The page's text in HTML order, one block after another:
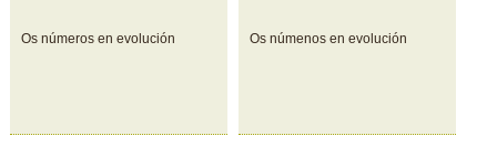
Os números en evolución Os númenos en evolución